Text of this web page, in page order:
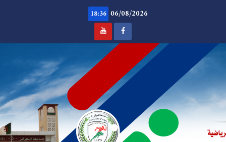
06/08/2026
18:36
.